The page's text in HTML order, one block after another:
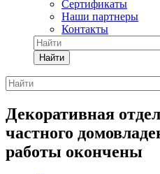
Сертификаты
Наши партнеры
Контакты
Найти
Декоративная
частного
работы окончены